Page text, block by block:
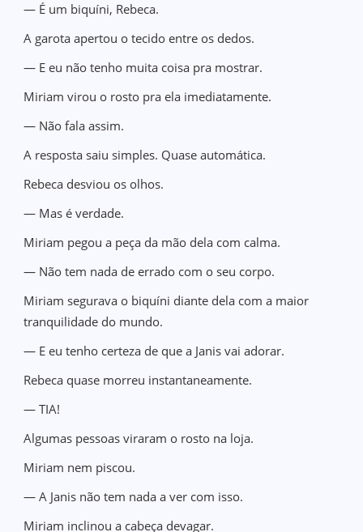
— É um biquíni, Rebeca.
A garota apertou o tecido entre os dedos.
— E eu não tenho muita coisa pra mostrar.
Miriam virou o rosto pra ela imediatamente.
— Não fala assim.
A resposta saiu simples. Quase automática.
Rebeca desviou os olhos.
— Mas é verdade.
Miriam pegou a peça da mão dela com calma.
— Não tem nada de errado com o seu corpo.
Miriam segurava o biquíni diante dela com a maior
tranquilidade do mundo.
— E eu tenho certeza de que a Janis vai adorar.
Rebeca quase morreu instantaneamente.
— TIA!
Algumas pessoas viraram o rosto na loja.
Miriam nem piscou.
— A Janis não tem nada a ver com isso.
Miriam inclinou a cabeça devagar.